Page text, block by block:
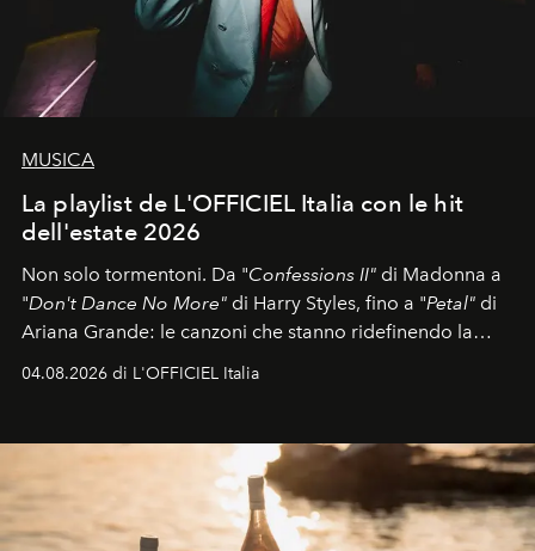
MUSICA
La playlist de L'OFFICIEL Italia con le hit
dell'estate 2026
Non solo tormentoni. Da "Confessions II" di Madonna a
"Don't Dance No More" di Harry Styles, fino a "Petal" di
Ariana Grande: le canzoni che stanno ridefinendo la
04.08.2026 di L'OFFICIEL Italia